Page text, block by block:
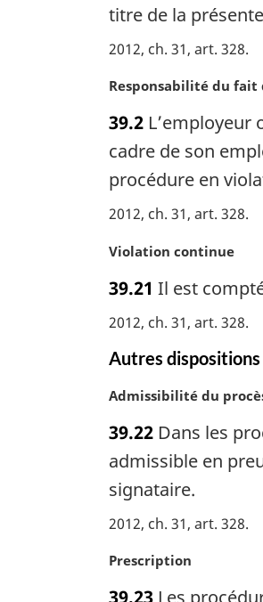
:
r
i
a
l
:
titre de la
2012, ch. 31, art. 328
N
t
e
a
r
i
a
e
:
Responsabilité du
39.2
cadre de son
procédure en
2012, ch. 31, art. 328
N
t
m
a
g
n
a
e
:
Violation continue
39.21 Il est
2012, ch. 31, art. 328
Autres dispositions
N
t
e
a
r
i
Admissibilité du
39.22 Dans les
admissible en
signataire.
2012, ch. 31, art. 328
N
Prescription